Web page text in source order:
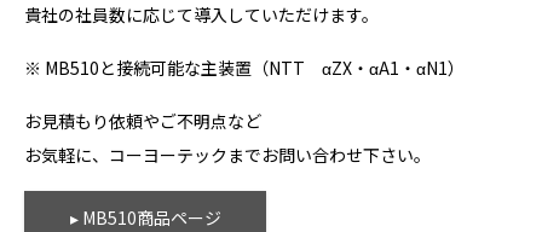
貴社の社員数に応じて導入していただけます。
※ MB510と接続可能な主装置（NTT αZX・αA1・αN1）
お見積もり依頼やご不明点など
お気軽に、コーヨーテックまでお問い合わせ下さい。
▸ MB510商品ページ